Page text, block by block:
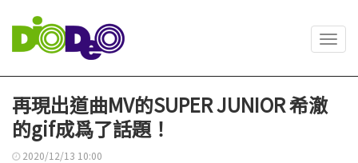
再現出道曲MV的SUPER JUNIOR 希澈
的gif成爲了話題！
2020/12/13 10:00